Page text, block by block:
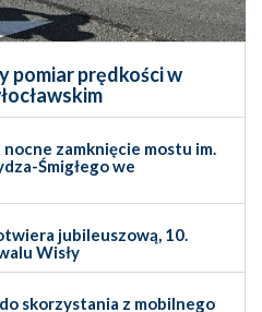
pomiar prędkości w
nocne zamknięcie mostu im.
Śmigłego we
jubileuszową, 10.
Wisły
skorzystania z mobilnego